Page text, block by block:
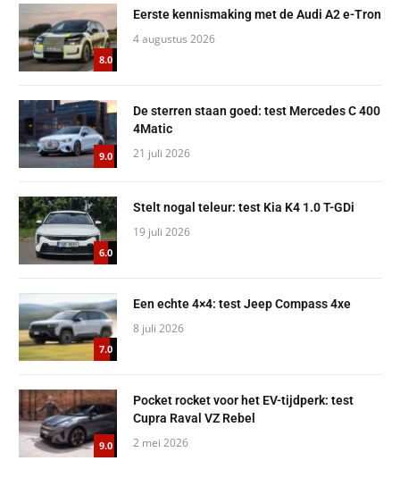
8.0
Eerste kennismaking met de Audi A2 e-Tron
4 augustus 2026
9.0
De sterren staan goed: test Mercedes C 400
4Matic
21 juli 2026
6.0
Stelt nogal teleur: test Kia K4 1.0 T-GDi
19 juli 2026
7.0
Een echte 4×4: test Jeep Compass 4xe
8 juli 2026
9.0
Pocket rocket voor het EV-tijdperk: test
Cupra Raval VZ Rebel
2 mei 2026